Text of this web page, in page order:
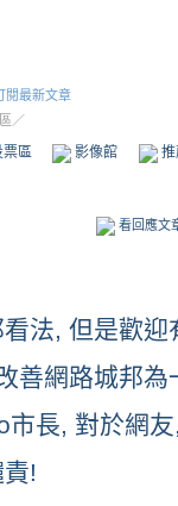
閱最新文章
／
區 影像館
看回應文
法, 但是歡
善網路城邦
市長, 對於網
!